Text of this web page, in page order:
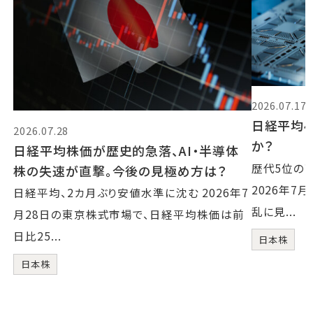
2026.07.28
日経平均株価が歴史的急落、AI・半導体
株の失速が直撃。今後の見極め方は？
日経平均、2カ月ぶり安値水準に沈む 2026年7
月28日の東京株式市場で、日経平均株価は前
日比25...
日本株
2026.07.17
日経平均
か？
歴代5位の
2026年7月
乱に見...
日本株